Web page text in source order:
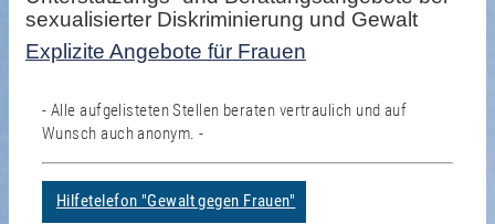
sexualisierter Diskriminierung und Gewalt
Explizite Angebote für Frauen
- Alle aufgelisteten Stellen beraten vertraulich und auf
Wunsch auch anonym. -
Hilfetelefon "Gewalt gegen Frauen"